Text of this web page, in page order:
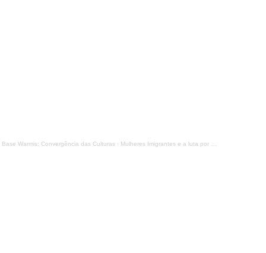
Warmis: Convergência das Culturas · Mulheres Imigrantes e a luta por moradia em São Paulo (parte 2)